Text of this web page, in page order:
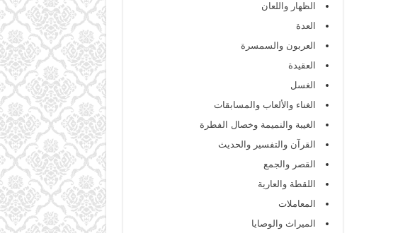
الظهار واللعان
العدة
العربون والسمسرة
العقيدة
الغسل
الغناء والألعاب والمسابقات
الغيبة والنميمة وخصال الفطرة
القرآن والتفسير والحديث
القصر والجمع
اللقطة والعارية
المعاملات
الميراث والوصايا